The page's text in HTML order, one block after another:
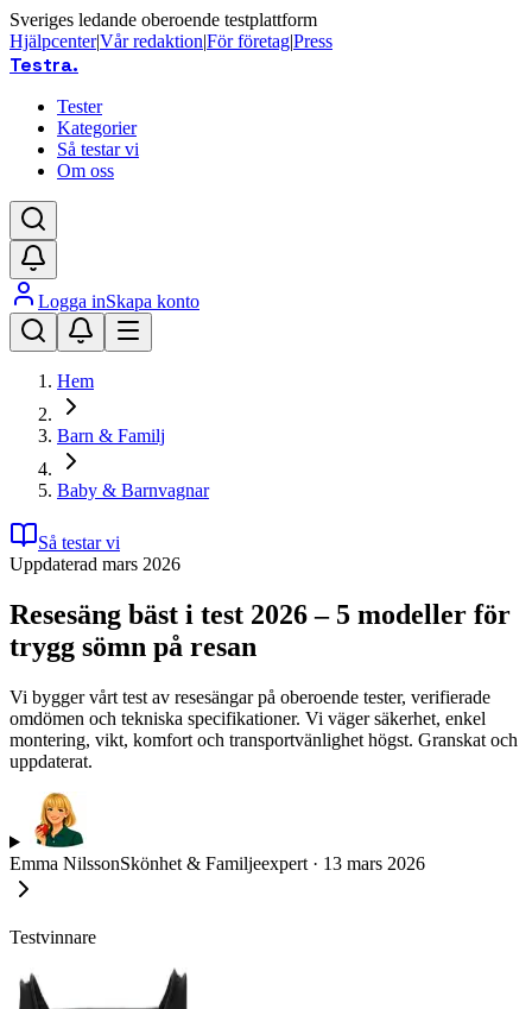
Sveriges ledande oberoende testplattform
Hjälpcenter|Vår redaktion|För företag|Press
Testra.
Tester
Kategorier
Så testar vi
Om oss
Logga inSkapa konto
Hem
Barn & Familj
Baby & Barnvagnar
Så testar vi
Uppdaterad mars 2026
Resesäng bäst i test 2026 – 5 modeller för
trygg sömn på resan
Vi bygger vårt test av resesängar på oberoende tester, verifierade
omdömen och tekniska specifikationer. Vi väger säkerhet, enkel
montering, vikt, komfort och transportvänlighet högst. Granskat och
uppdaterat.
Emma NilssonSkönhet & Familjeexpert · 13 mars 2026
Testvinnare